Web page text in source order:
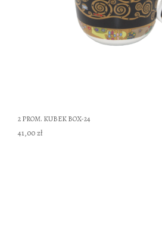
2 PROM. KUBEK BOX-24
41,00 zł